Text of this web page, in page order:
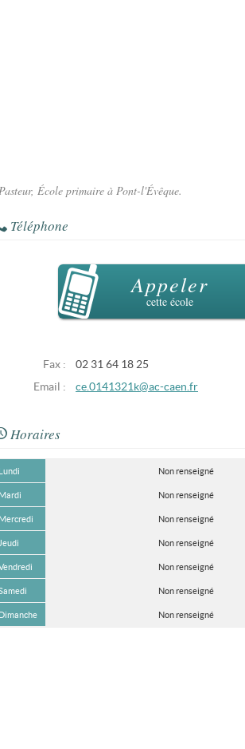
École primaire à Pont-l'Évêque.
Téléphone
Appeler
cette école
Fax :
02 31 64 18 25
Email :
ce.0141321k@ac-caen.fr
Horaires
Lundi Non renseigné
Mardi Non renseigné
Mercredi Non renseigné
Jeudi Non renseigné
Non renseigné
Non renseigné
Dimanche Non renseigné